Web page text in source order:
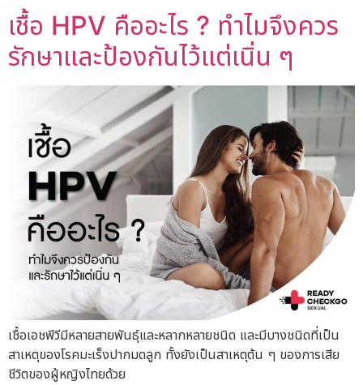
เชื้อ HPV คืออะไร ? ทำไมจึงควร
รักษาและป้องกันไว้แต่เนิ่น ๆ
เชื้อเอชพีวีมีหลายสายพันธุ์และหลากหลายชนิด และมีบางชนิดที่เป็น
สาเหตุของโรคมะเร็งปากมดลูก ทั้งยังเป็นสาเหตุต้น ๆ ของการเสีย
ชีวิตของผู้หญิงไทยด้วย